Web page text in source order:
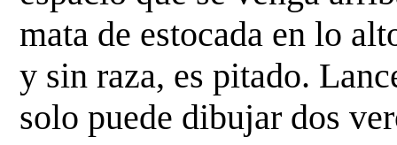
mata de estocada en lo
y sin raza, es pitado.
solo puede dibujar dos